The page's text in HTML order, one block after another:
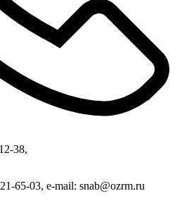
38,
65-03, e-mail: snab@ozrm.ru